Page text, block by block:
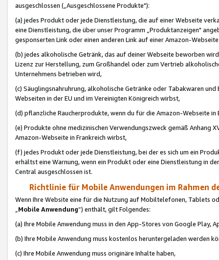
ausgeschlossen („Ausgeschlossene Produkte"):
(a) jedes Produkt oder jede Dienstleistung, die auf einer Webseite
eine Dienstleistung, die über unser Programm „Produktanzeigen"
gesponserten Link oder einen anderen Link auf einer Amazon-
(b) jedes alkoholische Getränk, das auf deiner Webseite beworben
Lizenz zur Herstellung, zum Großhandel oder zum Vertrieb
Unternehmens betrieben wird,
(c) Säuglingsnahruhrung, alkoholische Getränke oder Tabakwaren
Webseiten in der EU und im Vereinigten Königreich wirbst,
(d) pflanzliche Raucherprodukte, wenn du für die Amazon-Webseite in
(e) Produkte ohne medizinischen Verwendungszweck gemäß Anhang
Amazon-Webseite in Frankreich wirbst,
(f) jedes Produkt oder jede Dienstleistung, bei der es sich um ein
erhältst eine Warnung, wenn ein Produkt oder eine Dienstleistung in
Central ausgeschlossen ist.
Richtlinie für Mobile Anwendungen im Rahmen
Wenn Ihre Website eine für die Nutzung auf Mobiltelefonen, Tablets
„Mobile Anwendung“) enthält, gilt Folgendes:
(a) Ihre Mobile Anwendung muss in den App-Stores von Google Play,
(b) Ihre Mobile Anwendung muss kostenlos heruntergeladen werden
(c) Ihre Mobile Anwendung muss originäre Inhalte haben,